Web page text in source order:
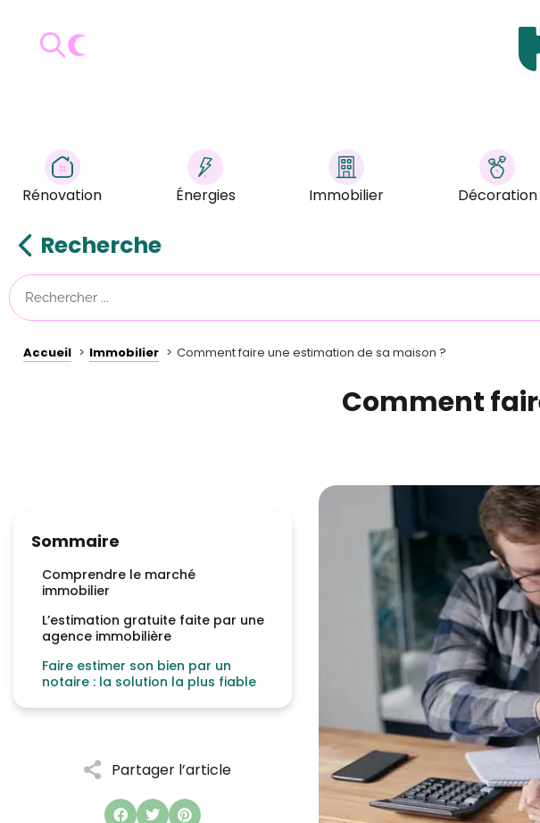
Rénovation Énergies Immobilier Décoration
Recherche
Accueil Immobilier Comment faire une estimation de sa maison ?
Sommaire
Comprendre le marché
immobilier
L’estimation gratuite faite par une
agence immobilière
Faire estimer son bien par un
notaire : la solution la plus fiable
Partager l’article
Comment